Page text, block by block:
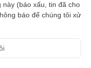
này (báo xấu, tin đã cho
báo để chúng tôi xử